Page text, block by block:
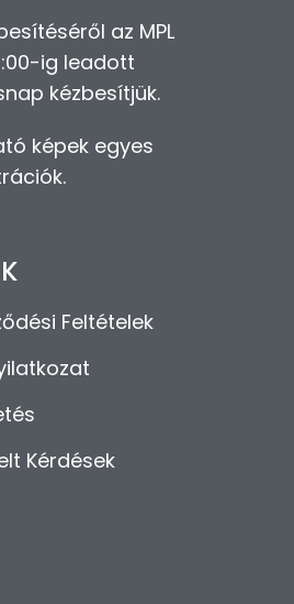
az MPL
ig leadott
kézbesítjük.
képek egyes
Feltételek
Kérdések